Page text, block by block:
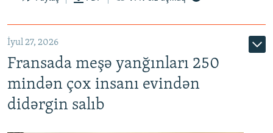
İyul 27, 2026
Fransada meşə yanğınları 250
mindən çox insanı evindən
didərgin salıb